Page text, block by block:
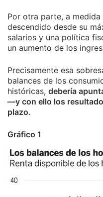
Por otra parte, a
descendido desde su
salarios y una política
un aumento de los
Precisamente esa
balances de los
históricas, debería
—y con ello los
plazo.
Gráfico 1